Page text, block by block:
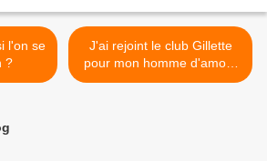
?
J'ai rejoint le club Gillette
pour mon homme d'amour
>